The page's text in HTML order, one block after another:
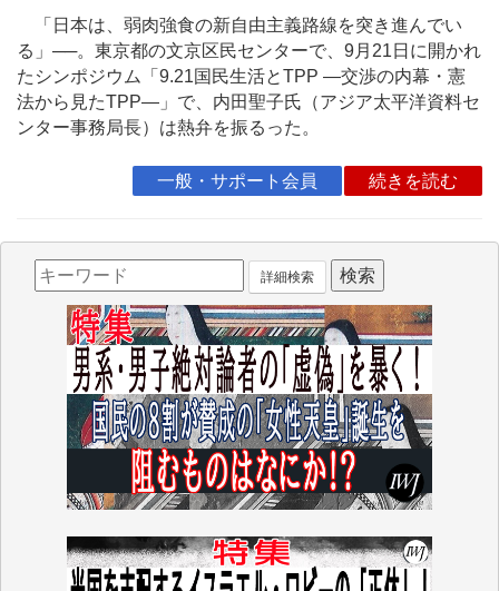
「日本は、弱肉強食の新自由主義路線を突き進んでい
る」──。東京都の文京区民センターで、9月21日に開かれ
たシンポジウム「9.21国民生活とTPP ―交渉の内幕・憲
法から見たTPP―」で、内田聖子氏（アジア太平洋資料セ
ンター事務局長）は熱弁を振るった。
一般・サポート会員 続きを読む
詳細検索